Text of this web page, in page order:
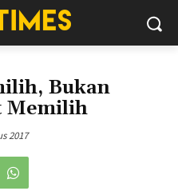
Bukan
Memilih
2017